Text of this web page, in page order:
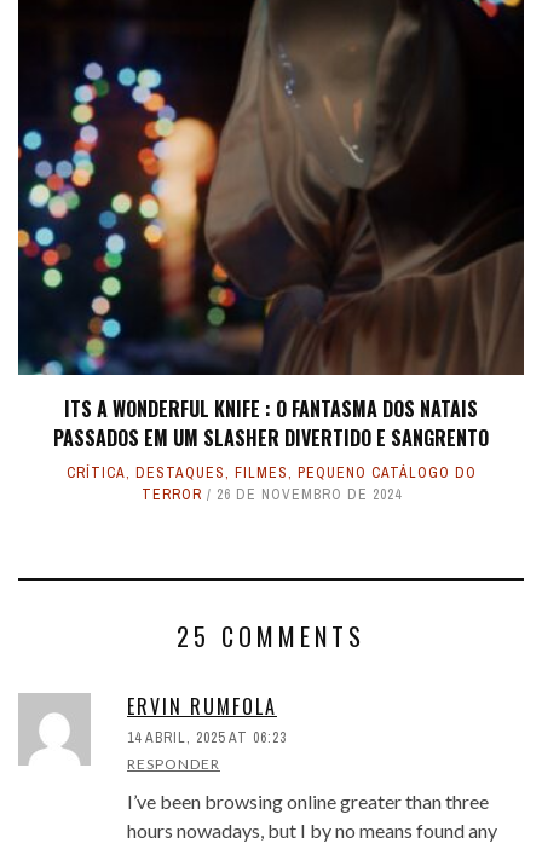
ITS A WONDERFUL KNIFE : O FANTASMA DOS NATAIS
PASSADOS EM UM SLASHER DIVERTIDO E SANGRENTO
CRÍTICA, DESTAQUES, FILMES, PEQUENO CATÁLOGO DO
TERROR
26 DE NOVEMBRO DE 2024
25 COMMENTS
ERVIN RUMFOLA
14 ABRIL, 2025 AT 06:23
RESPONDER
I’ve been browsing online greater than three
hours nowadays, but I by no means found any